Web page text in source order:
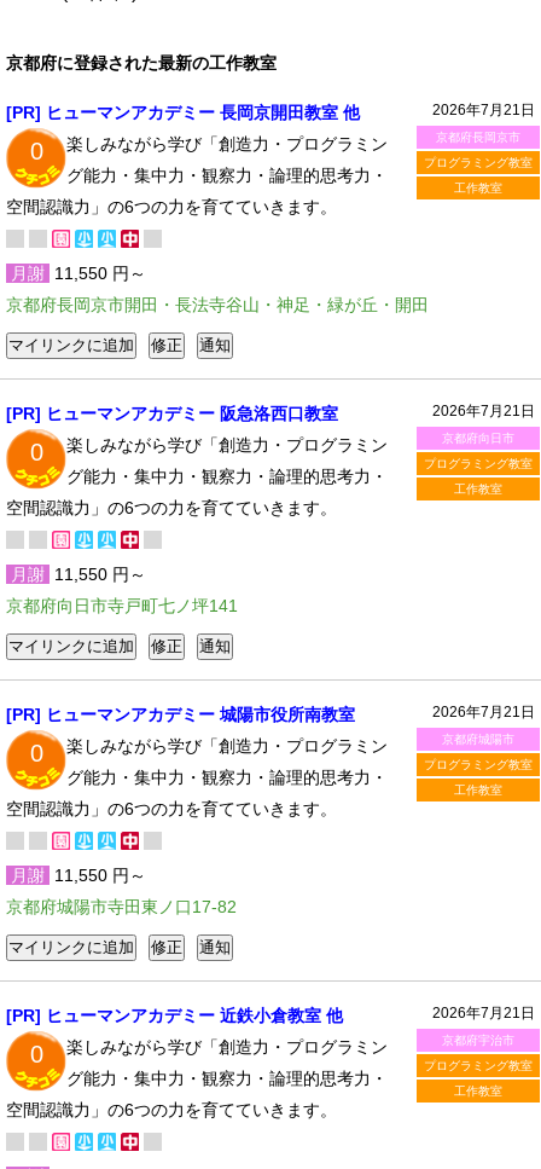
京都府に登録された最新の工作教室
2026年7月21日
京都府長岡京市
プログラミング教室
工作教室
[PR] ヒューマンアカデミー 長岡京開田教室 他
0
楽しみながら学び「創造力・プログラミン
グ能力・集中力・観察力・論理的思考力・
空間認識力」の6つの力を育てていきます。
月謝 11,550 円～
京都府長岡京市開田・長法寺谷山・神足・緑が丘・開田
2026年7月21日
京都府向日市
プログラミング教室
工作教室
[PR] ヒューマンアカデミー 阪急洛西口教室
0
楽しみながら学び「創造力・プログラミン
グ能力・集中力・観察力・論理的思考力・
空間認識力」の6つの力を育てていきます。
月謝 11,550 円～
京都府向日市寺戸町七ノ坪141
2026年7月21日
京都府城陽市
プログラミング教室
工作教室
[PR] ヒューマンアカデミー 城陽市役所南教室
0
楽しみながら学び「創造力・プログラミン
グ能力・集中力・観察力・論理的思考力・
空間認識力」の6つの力を育てていきます。
月謝 11,550 円～
京都府城陽市寺田東ノ口17-82
2026年7月21日
京都府宇治市
プログラミング教室
工作教室
[PR] ヒューマンアカデミー 近鉄小倉教室 他
0
楽しみながら学び「創造力・プログラミン
グ能力・集中力・観察力・論理的思考力・
空間認識力」の6つの力を育てていきます。